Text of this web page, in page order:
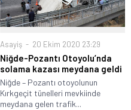
Asayiş 20 Ekim 2020 23:29
Niğde-Pozantı Otoyolu’nda
solama kazası meydana geldi
Niğde – Pozantı otoyolunun
Kırkgeçit tünelleri mevkiinde
meydana gelen trafik...